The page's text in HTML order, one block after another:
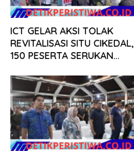
ICT GELAR AKSI TOLAK
REVITALISASI SITU CIKEDAL,
150 PESERTA SERUKAN